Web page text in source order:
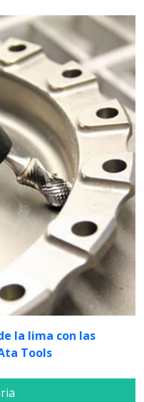
la lima con las
Tools